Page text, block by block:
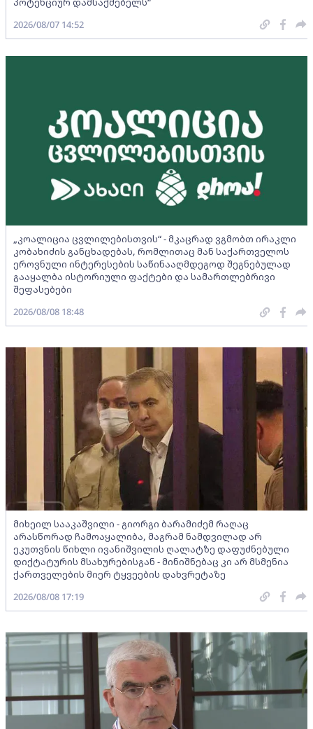
2026/08/07 14:52
„კოალიცია ცვლილებისთვის“ - მკაცრად ვგმობთ ირაკლი
კობახიძის განცხადებას, რომლითაც მან საქართველოს
ეროვნული ინტერესების საწინააღმდეგოდ შეგნებულად
გააყალბა ისტორიული ფაქტები და სამართლებრივი
შეფასებები
2026/08/08 18:48
მიხეილ სააკაშვილი - გიორგი ბარამიძემ რაღაც
არასწორად ჩამოაყალიბა, მაგრამ ნამდვილად არ
ეკუთვნის წიხლი ივანიშვილის ღალატზე დაფუძნებული
დიქტატურის მსახურებისგან - მინიშნებაც კი არ მსმენია
ქართველების მიერ ტყვეების დახვრეტაზე
2026/08/08 17:19